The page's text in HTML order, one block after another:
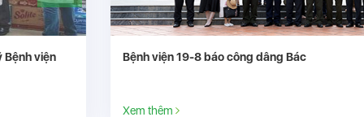
Bệnh viện 19-8 báo công dâng Bác